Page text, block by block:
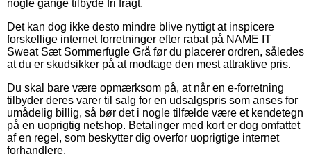
nogle gange tilbyde fri fragt.
Det kan dog ikke desto mindre blive nyttigt at inspicere
forskellige internet forretninger efter rabat på NAME IT
Sweat Sæt Sommerfugle Grå før du placerer ordren, således
at du er skudsikker på at modtage den mest attraktive pris.
Du skal bare være opmærksom på, at når en e-forretning
tilbyder deres varer til salg for en udsalgspris som anses for
umådelig billig, så bør det i nogle tilfælde være et kendetegn
på en uoprigtig netshop. Betalinger med kort er dog omfattet
af en regel, som beskytter dig overfor uoprigtige internet
forhandlere.